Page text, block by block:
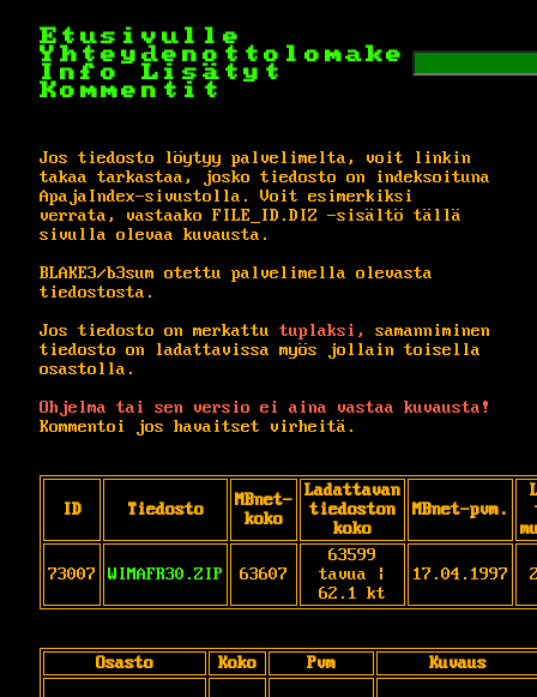
Etusivulle
Yhteydenottolomake
Info
Lisätyt
Kommentit
Jos tiedosto löytyy palvelimelta, voit linkin
takaa tarkastaa, josko tiedosto on indeksoituna
ApajaIndex-sivustolla. Voit esimerkiksi
verrata, vastaako FILE_ID.DIZ -sisältö tällä
sivulla olevaa kuvausta.
BLAKE3/b3sum otettu palvelimella olevasta
tiedostosta.
Jos tiedosto on merkattu tuplaksi,
samanniminen
tiedosto on ladattavissa myös jollain toisella
osastolla.
Ohjelma tai sen versio ei aina vastaa kuvausta!
Kommentoi jos havaitset virheitä.
ID Tiedosto
MBnet-
koko
Ladattavan
tiedoston
koko
MBnet-pvm.
73007 WIMAFR30.ZIP 63607
63599
tavua |
62.1 kt
17.04.1997
Osasto Koko Pvm Kuvaus